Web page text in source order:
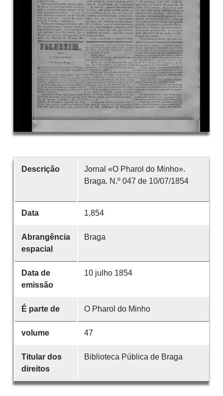
Descrição
Jornal «O Pharol do Minho».
Braga. N.º 047 de 10/07/1854
Data 1,854
Abrangência
espacial
Braga
Data de
emissão
10 julho 1854
É parte de O Pharol do Minho
volume 47
Titular dos
direitos
Biblioteca Pública de Braga